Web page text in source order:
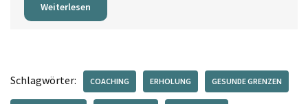
Weiterlesen
Schlagwörter: COACHING ERHOLUNG GESUNDE GRENZEN